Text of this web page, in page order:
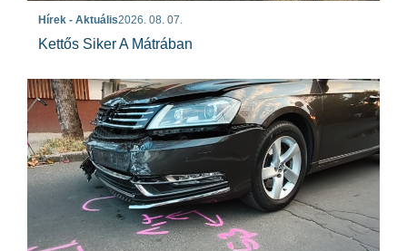
Hírek - Aktuális2026. 08. 07.
Kettős Siker A Mátrában